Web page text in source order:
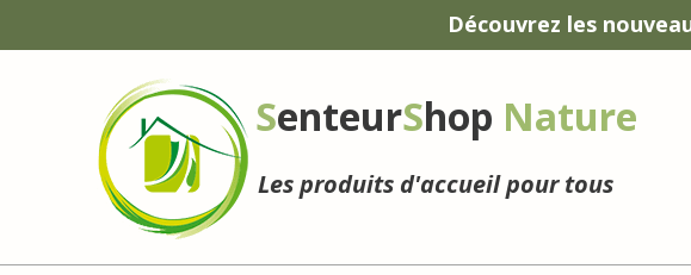
Découvrez les
SenteurShop Nature
Les produits d'accueil pour tous